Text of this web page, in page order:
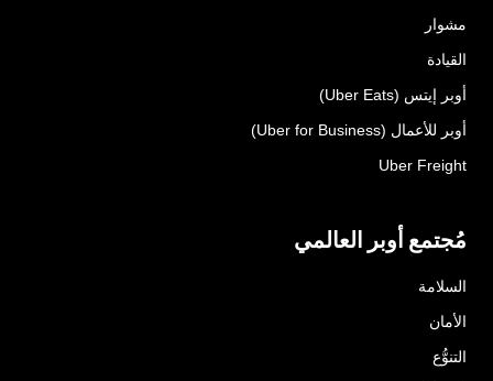
مشوار
القيادة
أوبر إيتس (Uber Eats)
أوبر للأعمال (Uber for Business)
Uber Freight
مُجتمع أوبر العالمي
السلامة
الأمان
التنوُّع